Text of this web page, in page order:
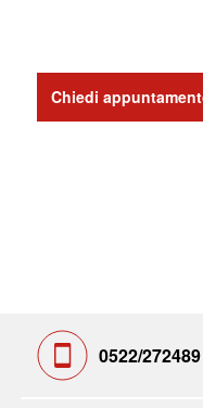
Chiedi
0522/272489